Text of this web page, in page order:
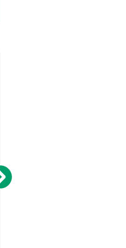
歩8分
1R/17.25㎡